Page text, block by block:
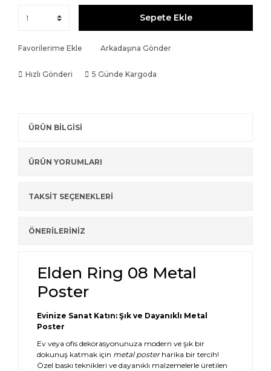
Sepete Ekle
Favorilerime Ekle Arkadaşına Gönder
Hızlı Gönderi 5 Günde Kargoda
ÜRÜN BİLGİSİ
ÜRÜN YORUMLARI
TAKSİT SEÇENEKLERİ
ÖNERİLERİNİZ
Elden Ring 08 Metal
Poster
Evinize Sanat Katın: Şık ve Dayanıklı Metal
Poster
Ev veya ofis dekorasyonunuza modern ve şık bir
dokunuş katmak için metal posterharika bir tercih!
Özel baskı teknikleri ve dayanıklı malzemelerle üretilen